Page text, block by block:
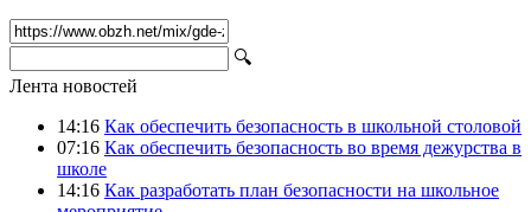
🔍
Лента новостей
14:16 Как обеспечить безопасность в школьной столовой
07:16 Как обеспечить безопасность во время дежурства в
школе
14:16 Как разработать план безопасности на школьное